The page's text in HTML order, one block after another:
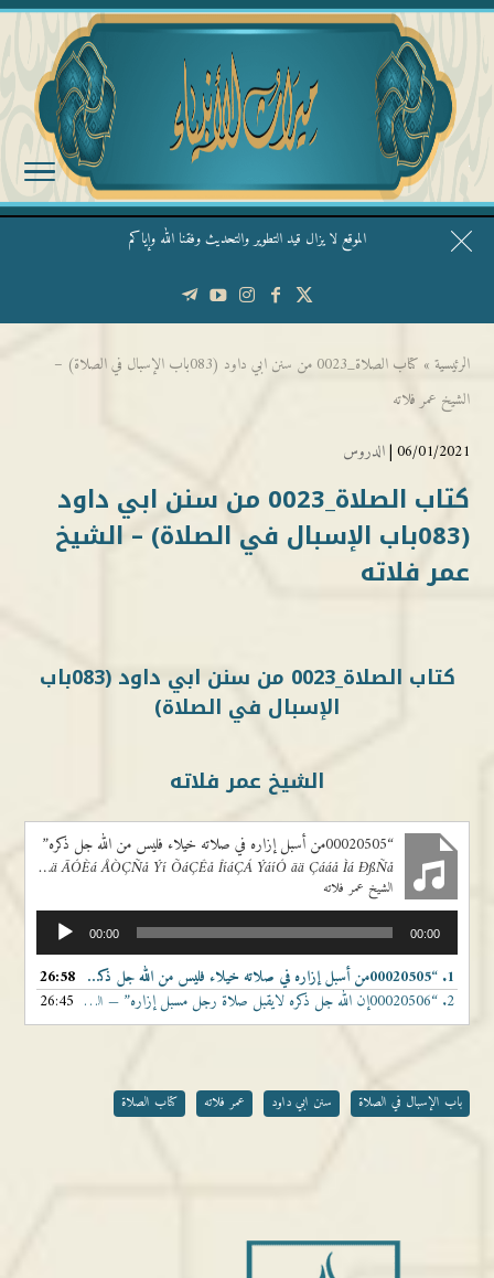
الموقع لا يزال قيد التطوير والتحديث وفقنا الله وإياكم
قال الشيخ ربيع وفقه الله: نحن ليس عندنا تقديس الأشخاص
الرئيسية »
كتاب الصلاة_0023 من سنن ابي داود (083باب الإسبال في الصلاة) –
الشيخ عمر فلاته
06/01/2021 | الدروس
كتاب الصلاة_0023 من سنن ابي داود
(083باب الإسبال في الصلاة) – الشيخ
عمر فلاته
كتاب الصلاة_0023 من سنن ابي داود (083باب
الإسبال في الصلاة)
الشيخ عمر فلاته
“00020505من أسبل إزاره في صلاته خيلاء فليس من الله جل ذكره”
00020505ãä ÃÓÈá ÅÒÇÑå Ýí ÕáÇÊå ÎíáÇÁ ÝáíÓ ãä Çááå Ìá ÐßÑå
الشيخ عمر فلاته
الصوت
00:00 00:00
1. “00020505من أسبل إزاره في صلاته خيلاء فليس من الله جل ذكره” — الشيخ عمر
26:58
2. “00020506إن الله جل ذكره لايقبل صلاة رجل مسبل إزاره” — الشيخ عمر فلاته 26:45
باب الإسبال في الصلاة سنن ابي داود عمر فلاته كتاب الصلاة